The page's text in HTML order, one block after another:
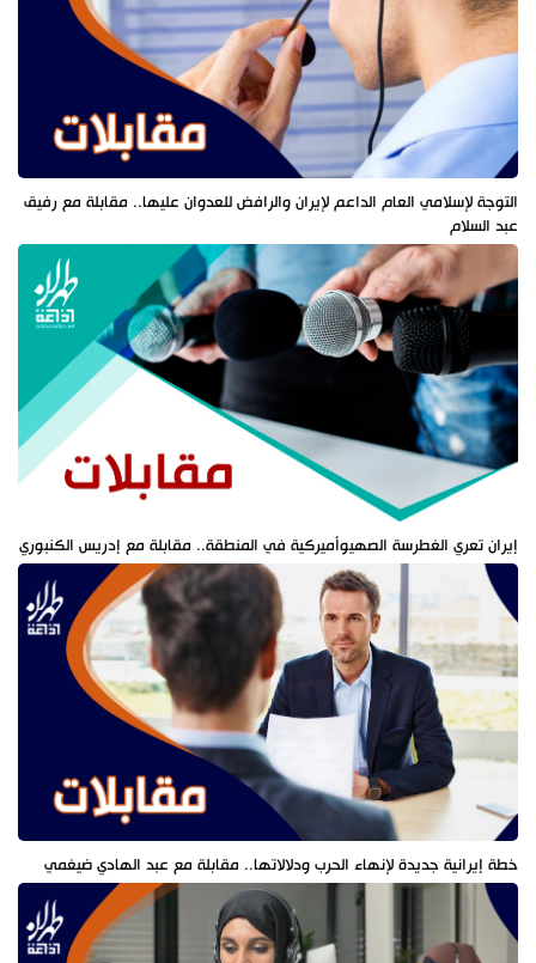
التوجة لإسلامي العام الداعم لإيران والرافض للعدوان عليها.. مقابلة مع رفيق
عبد السلام
إيران تعري الغطرسة الصهيوأميركية في المنطقة.. مقابلة مع إدريس الكنبوري
خطة إيرانية جديدة لإنهاء الحرب ودلالاتها.. مقابلة مع عبد الهادي ضيغمي